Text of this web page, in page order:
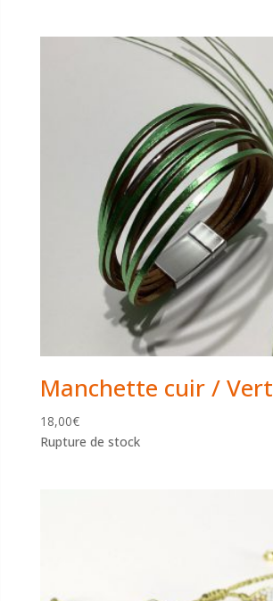
Manchette cuir / Vert
18,00€
Rupture de stock